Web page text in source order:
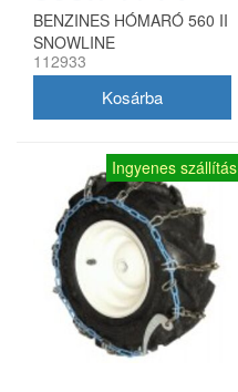
BENZINES HÓMARÓ 560 II
SNOWLINE
112933
Ingyenes szállítás